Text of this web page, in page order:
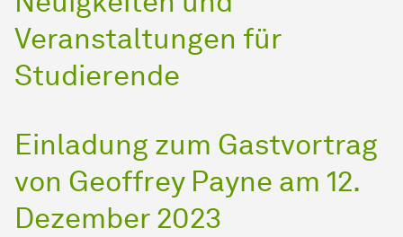
Veranstaltungen für
Studierende
Einladung zum Gastvortrag
von Geoffrey Payne am 12.
Dezember 2023